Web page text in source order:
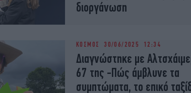
διοργάνωση
ΚΟΣΜΟΣ 30/06/2025 12:34
Διαγνώστηκε με
67 της -Πώς άμβλυνε τα
συμπτώματα, το επικό